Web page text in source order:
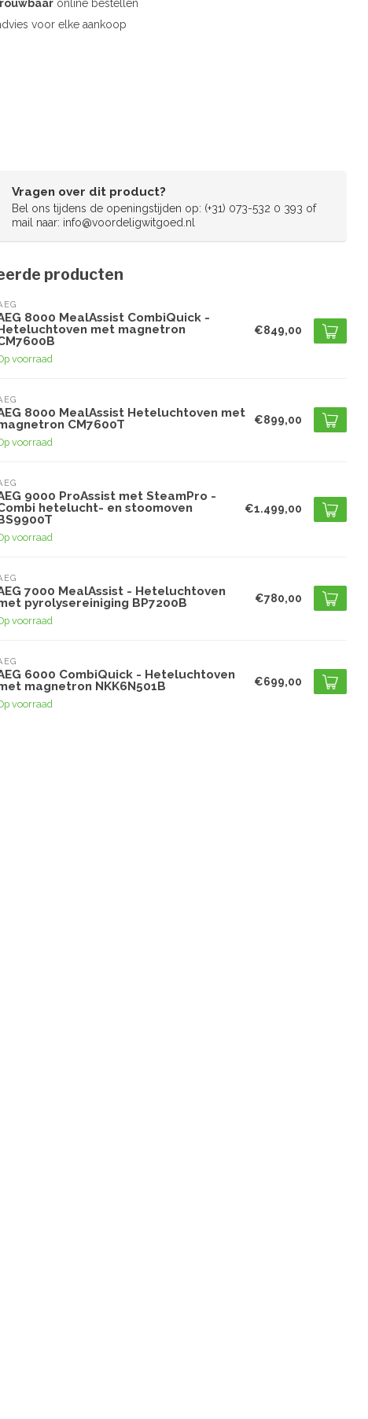
online bestellen
voor elke aankoop
Vragen over dit product?
Bel ons tijdens de openingstijden op: (+31) 073-532 0 393 of
mail naar: info@voordeligwitgoed.nl
producten
8000 MealAssist CombiQuick -
met magnetron
voorraad
€849,00
8000 MealAssist Heteluchtoven met
CM7600T
voorraad
€899,00
9000 ProAssist met SteamPro -
hetelucht- en stoomoven
voorraad
€1.499,00
7000 MealAssist - Heteluchtoven
pyrolysereiniging BP7200B
voorraad
€780,00
6000 CombiQuick - Heteluchtoven
magnetron NKK6N501B
voorraad
€699,00